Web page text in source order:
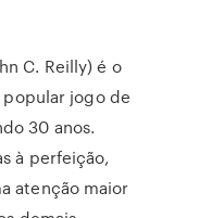
C. Reilly) é o
popular jogo de
30 anos.
à perfeição,
atenção maior